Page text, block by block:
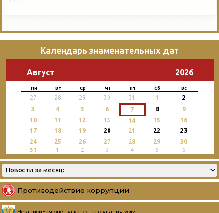
Календарь знаменательных дат
Август 2026
Пн Вт Ср Чт Пт Сб Вс
27 28 29 30 31 1 2
3 4 5 6 7 8
9
10
11 12 13 14 15
16
17
18 19 20 21 22 23
24 25 26 27 28 29
30
31
1 2 3 4 5 6
Противодействие коррупции
Независимая оценка качества оказания услуг